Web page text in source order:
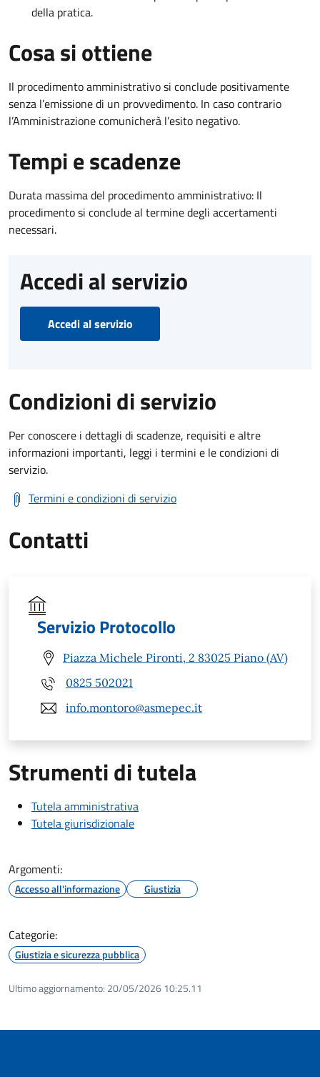
della pratica.
Cosa si ottiene
Il procedimento amministrativo si conclude positivamente
senza l’emissione di un provvedimento. In caso contrario
l’Amministrazione comunicherà l’esito negativo.
Tempi e scadenze
Durata massima del procedimento amministrativo: Il
procedimento si conclude al termine degli accertamenti
necessari.
Accedi al servizio
Accedi al servizio
Condizioni di servizio
Per conoscere i dettagli di scadenze, requisiti e altre
informazioni importanti, leggi i termini e le condizioni di
servizio.
Termini e condizioni di servizio
Contatti
Servizio Protocollo
Piazza Michele Pironti, 2 83025 Piano (AV)
0825 502021
info.montoro@asmepec.it
Strumenti di tutela
Tutela amministrativa
Tutela giurisdizionale
Argomenti:
Accesso all'informazione Giustizia
Categorie:
Giustizia e sicurezza pubblica
Ultimo aggiornamento: 20/05/2026 10:25.11